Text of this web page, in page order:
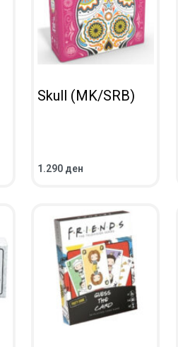
Skull (MK/SRB)
1.290 ден
ВО КОШНИЧКА